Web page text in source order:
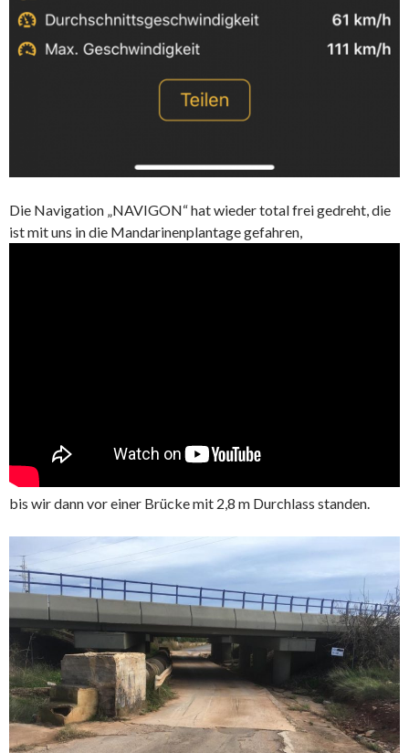
Die Navigation „NAVIGON“ hat wieder total frei gedreht, die
ist mit uns in die Mandarinenplantage gefahren,
bis wir dann vor einer Brücke mit 2,8 m Durchlass standen.